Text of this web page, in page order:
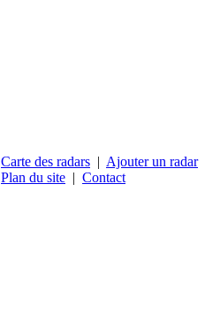
Carte des radars | Ajouter un radar
Plan du site | Contact